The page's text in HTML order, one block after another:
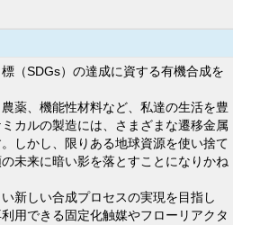
標（SDGs）の達成に資する有機合成を
薬、機能性材料など、私達の生活を豊
カルの製造には、さまざまな遷移金属
しかし、限りある地球資源を使い捨て
未来に暗い影を落とすことになりかね
新しい合成プロセスの実現を目指し
用できる固定化触媒やフローリアクタ